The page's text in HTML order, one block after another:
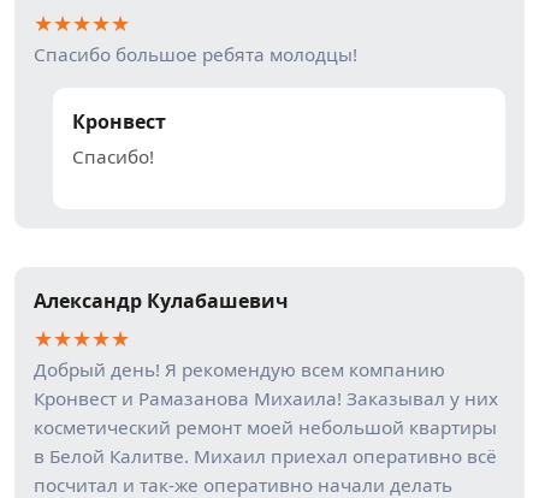
★★★★★
Спасибо большое ребята молодцы!
Кронвест
Спасибо!
Александр Кулабашевич
★★★★★
Добрый день! Я рекомендую всем компанию
Кронвест и Рамазанова Михаила! Заказывал у них
косметический ремонт моей небольшой квартиры
в Белой Калитве. Михаил приехал оперативно всё
посчитал и так-же оперативно начали делать